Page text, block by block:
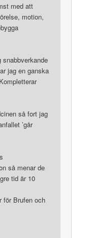
med att
motion,
jag en ganska
så fort jag
’går
så menar de
tid är 10
för Brufen och